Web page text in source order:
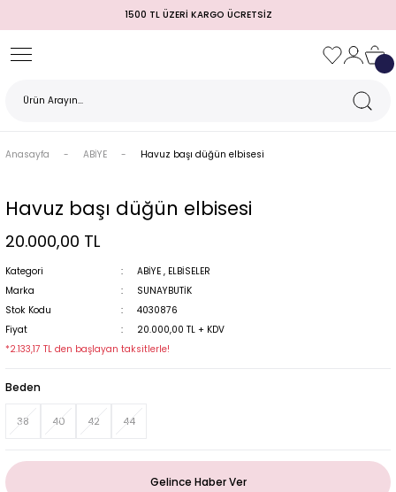
1500 TL ÜZERİ KARGO ÜCRETSİZ
Geri Dön
Geri Dön
Geri Dön
Geri Dön
Geri Dön
Geri Dön
Geri Dön
Anasayfa ABİYE Havuz başı düğün elbisesi
Havuz başı düğün elbisesi
20.000,00 TL
Kategori ABİYE , ELBİSELER
Marka
SUNAYBUTİK
Stok Kodu
4030876
Fiyat
20.000,00 TL + KDV
*2.133,17 TL den başlayan taksitlerle!
Beden
38 40 42 44
Gelince Haber Ver